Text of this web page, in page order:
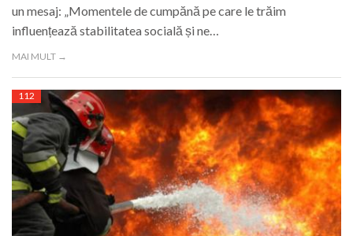
un mesaj: „Momentele de cumpănă pe care le trăim
influențează stabilitatea socială și ne…
MAI MULT →
112